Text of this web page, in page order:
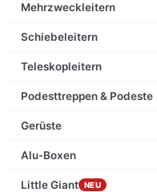
Mehrzweckleitern
Schiebeleitern
Teleskopleitern
Podesttreppen & Podeste
Gerüste
Alu-Boxen
Little Giant NEU